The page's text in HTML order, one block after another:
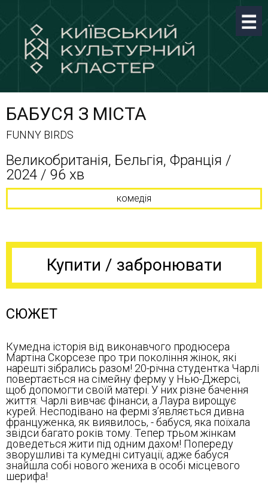
БАБУСЯ З МІСТА
FUNNY BIRDS
Великобританія, Бельгія, Франція /
2024 / 96 хв
комедія
Купити / забронювати
СЮЖЕТ
Кумедна історія від виконавчого продюсера
Мартіна Скорсезе про три покоління жінок, які
нарешті зібрались разом! 20-річна студентка Чарлі
повертається на сімейну ферму у Нью-Джерсі,
щоб допомогти своїй матері. У них різне бачення
життя: Чарлі вивчає фінанси, а Лаура вирощує
курей. Несподівано на фермі з’являється дивна
француженка, як виявилось, - бабуся, яка поїхала
звідси багато років тому. Тепер трьом жінкам
доведеться жити під одним дахом! Попереду
зворушливі та кумедні ситуації, адже бабуся
знайшла собі нового жениха в особі місцевого
шерифа!